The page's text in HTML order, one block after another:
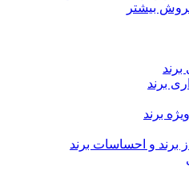
بیشتر
برند
برند
برند و احساسات برند